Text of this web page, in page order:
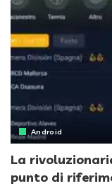
Android
La
punto di